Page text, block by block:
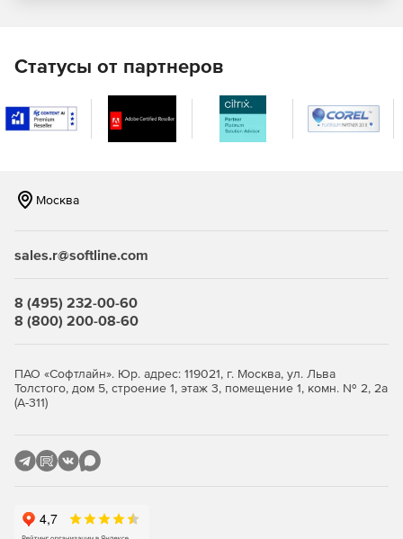
Использование SQL Source Control для простого
обмена тестами внутри рабочей группы.
Статусы от партнеров
Москва
sales.r@softline.com
8 (495) 232-00-60
8 (800) 200-08-60
ПАО «Софтлайн». Юр. адрес: 119021, г. Москва, ул. Льва
Толстого, дом 5, строение 1, этаж 3, помещение 1, комн. № 2, 2а
(А-311)